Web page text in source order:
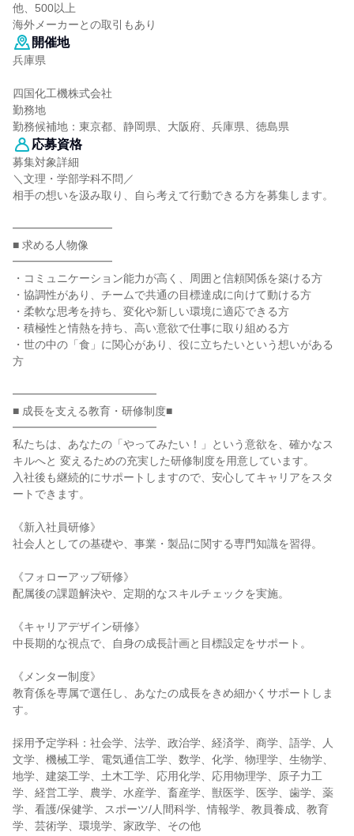
他、500以上
海外メーカーとの取引もあり
開催地
兵庫県
四国化工機株式会社
勤務地
勤務候補地：東京都、静岡県、大阪府、兵庫県、徳島県
応募資格
募集対象詳細
＼文理・学部学科不問／
相手の想いを汲み取り、自ら考えて行動できる方を募集します。
━━━━━━━━━
■ 求める人物像
━━━━━━━━━
・コミュニケーション能力が高く、周囲と信頼関係を築ける方
・協調性があり、チームで共通の目標達成に向けて動ける方
・柔軟な思考を持ち、変化や新しい環境に適応できる方
・積極性と情熱を持ち、高い意欲で仕事に取り組める方
・世の中の「食」に関心があり、役に立ちたいという想いがある
方
━━━━━━━━━━━━━
■ 成長を支える教育・研修制度■
━━━━━━━━━━━━━
私たちは、あなたの「やってみたい！」という意欲を、確かなス
キルへと 変えるための充実した研修制度を用意しています。
入社後も継続的にサポートしますので、安心してキャリアをスタ
ートできます。
《新入社員研修》
社会人としての基礎や、事業・製品に関する専門知識を習得。
《フォローアップ研修》
配属後の課題解決や、定期的なスキルチェックを実施。
《キャリアデザイン研修》
中長期的な視点で、自身の成長計画と目標設定をサポート。
《メンター制度》
教育係を専属で選任し、あなたの成長をきめ細かくサポートしま
す。
採用予定学科：社会学、法学、政治学、経済学、商学、語学、人
文学、機械工学、電気通信工学、数学、化学、物理学、生物学、
地学、建築工学、土木工学、応用化学、応用物理学、原子力工
学、経営工学、農学、水産学、畜産学、獣医学、医学、歯学、薬
学、看護/保健学、スポーツ/人間科学、情報学、教員養成、教育
学、芸術学、環境学、家政学、その他